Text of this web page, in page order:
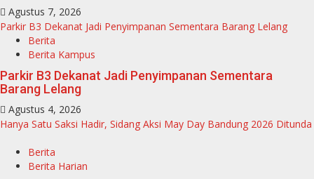
Agustus 7, 2026
Parkir B3 Dekanat Jadi Penyimpanan Sementara Barang Lelang
Berita
Berita Kampus
Parkir B3 Dekanat Jadi Penyimpanan Sementara
Barang Lelang
Agustus 4, 2026
Hanya Satu Saksi Hadir, Sidang Aksi May Day Bandung 2026 Ditunda
Berita
Berita Harian